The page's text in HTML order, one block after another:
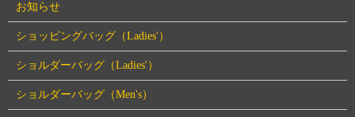
お知らせ
ショッピングバッグ（Ladies'）
ショルダーバッグ（Ladies'）
ショルダーバッグ（Men's）